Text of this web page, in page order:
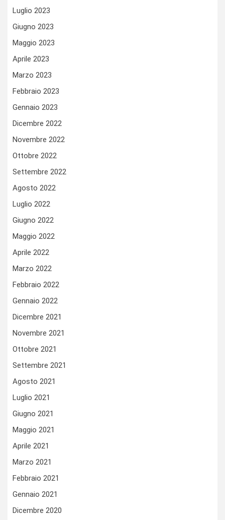
Luglio 2023
Giugno 2023
Maggio 2023
Aprile 2023
Marzo 2023
Febbraio 2023
Gennaio 2023
Dicembre 2022
Novembre 2022
Ottobre 2022
Settembre 2022
Agosto 2022
Luglio 2022
Giugno 2022
Maggio 2022
Aprile 2022
Marzo 2022
Febbraio 2022
Gennaio 2022
Dicembre 2021
Novembre 2021
Ottobre 2021
Settembre 2021
Agosto 2021
Luglio 2021
Giugno 2021
Maggio 2021
Aprile 2021
Marzo 2021
Febbraio 2021
Gennaio 2021
Dicembre 2020